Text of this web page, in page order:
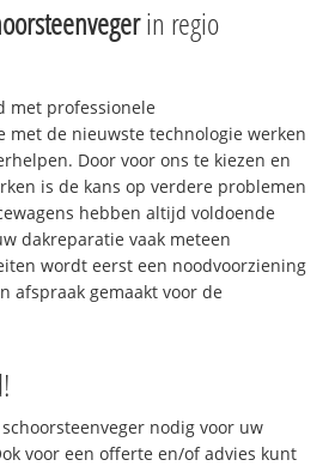
in regio
met professionele
met de nieuwste technologie werken
Door voor ons te kiezen en
is de kans op verdere problemen
hebben altijd voldoende
dakreparatie vaak meteen
wordt eerst een noodvoorziening
afspraak gemaakt voor de
nodig voor uw
voor een offerte en/of advies kunt